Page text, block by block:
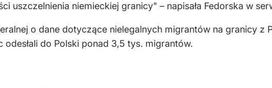
uszczelnienia niemieckiej granicy" – napisała Fedorska w
o dane dotyczące nielegalnych migrantów na granicy z
do Polski ponad 3,5 tys. migrantów.